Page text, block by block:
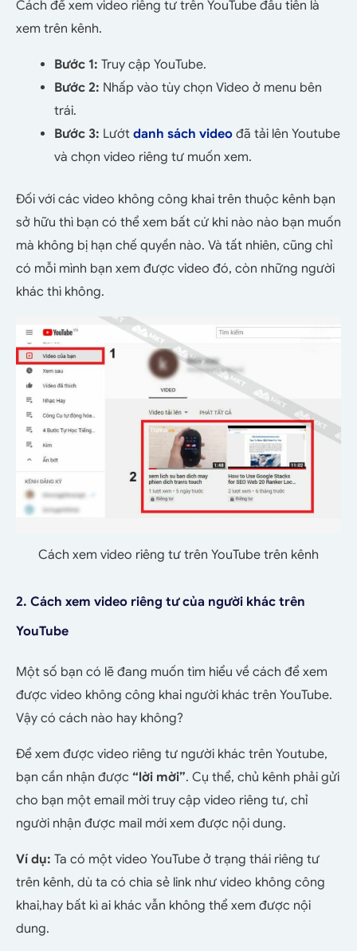
Cách để xem video riêng tư trên YouTube đầu tiên là
xem trên kênh.
Bước 1: Truy cập YouTube.
Bước 2: Nhấp vào tùy chọn Video ở menu bên
trái.
Bước 3: Lướt danh sách video đã tải lên Youtube
và chọn video riêng tư muốn xem.
Đối với các video không công khai trên thuộc kênh bạn
sở hữu thì bạn có thể xem bất cứ khi nào nào bạn muốn
mà không bị hạn chế quyền nào. Và tất nhiên, cũng chỉ
có mỗi mình bạn xem được video đó, còn những người
khác thì không.
Cách xem video riêng tư trên YouTube trên kênh
2. Cách xem video riêng tư của người khác trên
YouTube
Một số bạn có lẽ đang muốn tìm hiểu về cách để xem
được video không công khai người khác trên YouTube.
Vậy có cách nào hay không?
Để xem được video riêng tư người khác trên Youtube,
bạn cần nhận được “lời mời”. Cụ thể, chủ kênh phải gửi
cho bạn một email mời truy cập video riêng tư, chỉ
người nhận được mail mới xem được nội dung.
Ví dụ: Ta có một video YouTube ở trạng thái riêng tư
trên kênh, dù ta có chia sẻ link như video không công
khai,hay bất kì ai khác vẫn không thể xem được nội
dung.